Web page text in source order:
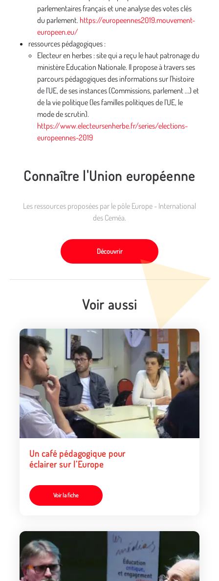
parlementaires français et une analyse des votes clés
du parlement. https://europeennes2019.mouvement-
europeen.eu/
ressources pédagogiques :
Electeur en herbes : site qui a reçu le haut patronage du
ministère Education Nationale. Il propose à travers ses
parcours pédagogiques des informations sur l'histoire
de l'UE, de ses instances (Commissions, parlement ...) et
de la vie politique (les familles politiques de l'UE, le
mode de scrutin).
https://www.electeursenherbe.fr/series/elections-
europeennes-2019
Connaître l'Union européenne
Les ressources proposées par le pôle Europe - International
des Ceméa.
Découvrir
Voir aussi
Un café pédagogique pour
éclairer sur l’Europe
Voir la fiche